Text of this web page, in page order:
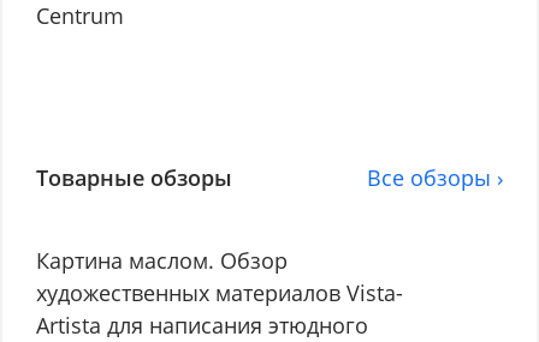
Centrum
Товарные обзоры Все обзоры ›
Картина маслом. Обзор
художественных материалов Vista-
Artista для написания этюдного